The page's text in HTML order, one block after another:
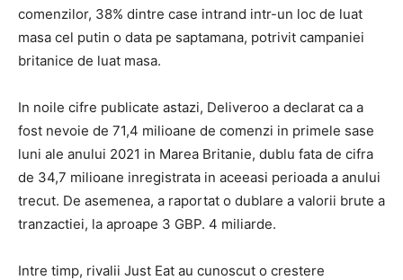
comenzilor, 38% dintre case intrand intr-un loc de luat
masa cel putin o data pe saptamana, potrivit campaniei
britanice de luat masa.
In noile cifre publicate astazi, Deliveroo a declarat ca a
fost nevoie de 71,4 milioane de comenzi in primele sase
luni ale anului 2021 in Marea Britanie, dublu fata de cifra
de 34,7 milioane inregistrata in aceeasi perioada a anului
trecut. De asemenea, a raportat o dublare a valorii brute a
tranzactiei, la aproape 3 GBP. 4 miliarde.
Intre timp, rivalii Just Eat au cunoscut o crestere